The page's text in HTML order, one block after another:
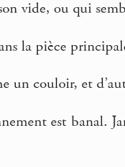
vide, ou qui
la pièce
un couloir, et
est banal.